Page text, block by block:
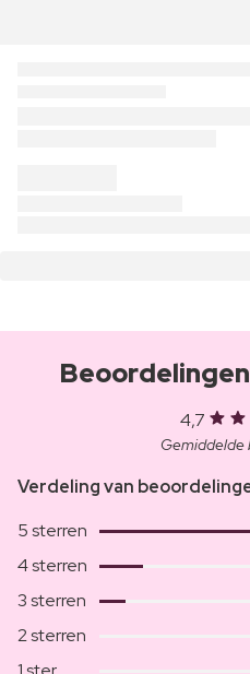
4,7
Gemiddelde
Verdeling van
5 sterren
4 sterren
3 sterren
2 sterren